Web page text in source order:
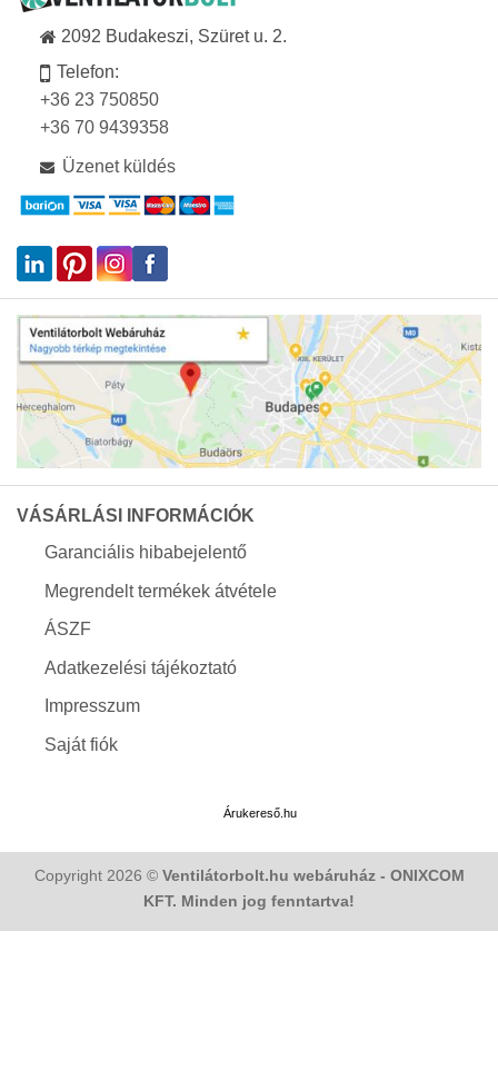
2092 Budakeszi, Szüret u. 2.
Telefon:
+36 23 750850
+36 70 9439358
Üzenet küldés
VÁSÁRLÁSI INFORMÁCIÓK
Garanciális hibabejelentő
Megrendelt termékek átvétele
ÁSZF
Adatkezelési tájékoztató
Impresszum
Saját fiók
Árukereső.hu
Copyright 2026 © Ventilátorbolt.hu webáruház - ONIXCOM
KFT. Minden jog fenntartva!